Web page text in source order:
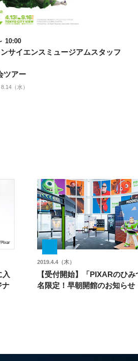
10:00
サイエンスミュージアムスタッフ
ツアー
（水）
入
ナ
2019.4.4（木）
【受付開始】「PIXARのひみ
名限定！早朝開館のお知らせ